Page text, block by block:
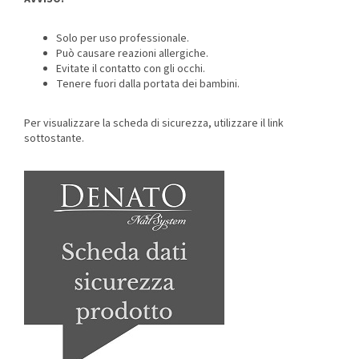
Solo per uso professionale.
Può causare reazioni allergiche.
Evitate il contatto con gli occhi.
Tenere fuori dalla portata dei bambini.
Per visualizzare la scheda di sicurezza, utilizzare il link
sottostante.